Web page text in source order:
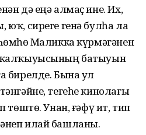
дә еңә алмаҫ ине. Их,
сиреге генә булһа ла
Маликка күрмәгәнен
ҡал­ҡыуысының батыуын
бирелде. Бына ул
тегеһе кинолағы
төштө. Унан, ғәфү ит, тип
илай башланы.